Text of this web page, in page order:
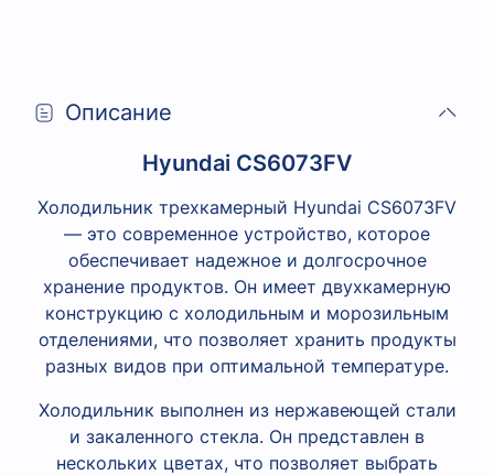
Описание
Hyundai CS6073FV
Холодильник трехкамерный Hyundai CS6073FV
— это современное устройство, которое
обеспечивает надежное и долгосрочное
хранение продуктов. Он имеет двухкамерную
конструкцию с холодильным и морозильным
отделениями, что позволяет хранить продукты
разных видов при оптимальной температуре.
Холодильник выполнен из нержавеющей стали
и закаленного стекла. Он представлен в
нескольких цветах, что позволяет выбрать